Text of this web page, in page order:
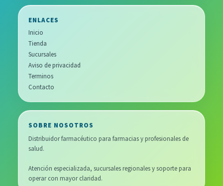
ENLACES
Inicio
Tienda
Sucursales
Aviso de privacidad
Terminos
Contacto
SOBRE NOSOTROS
Distribuidor farmacéutico para farmacias y profesionales de
salud.
Atención especializada, sucursales regionales y soporte para
operar con mayor claridad.